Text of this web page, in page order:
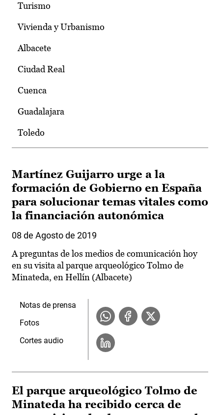
Turismo
Vivienda y Urbanismo
Albacete
Ciudad Real
Cuenca
Guadalajara
Toledo
Martínez Guijarro urge a la
formación de Gobierno en España
para solucionar temas vitales como
la financiación autonómica
08 de Agosto de 2019
A preguntas de los medios de comunicación hoy
en su visita al parque arqueológico Tolmo de
Minateda, en Hellín (Albacete)
Notas de prensa
Fotos
Cortes audio
El parque arqueológico Tolmo de
Minateda ha recibido cerca de